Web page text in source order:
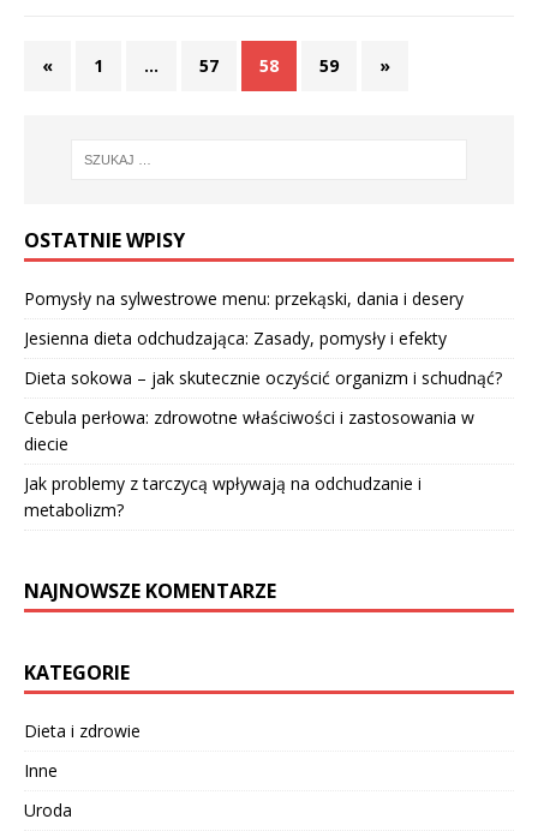
« 1 … 57 58 59 »
OSTATNIE WPISY
Pomysły na sylwestrowe menu: przekąski, dania i desery
Jesienna dieta odchudzająca: Zasady, pomysły i efekty
Dieta sokowa – jak skutecznie oczyścić organizm i schudnąć?
Cebula perłowa: zdrowotne właściwości i zastosowania w
diecie
Jak problemy z tarczycą wpływają na odchudzanie i
metabolizm?
NAJNOWSZE KOMENTARZE
KATEGORIE
Dieta i zdrowie
Inne
Uroda